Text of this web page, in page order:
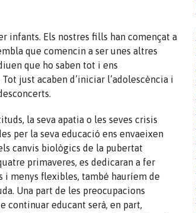
infants. Els nostres fills han començat a
que comencin a ser unes altres
que ho saben tot i ens
just acaben d’iniciar l’adolescència i
la seva apatia o les seves crisis
per la seva educació ens envaeixen
canvis biològics de la pubertat
primaveres, es dedicaran a fer
i menys flexibles, també hauríem de
Una part de les preocupacions
continuar educant serà, en part,